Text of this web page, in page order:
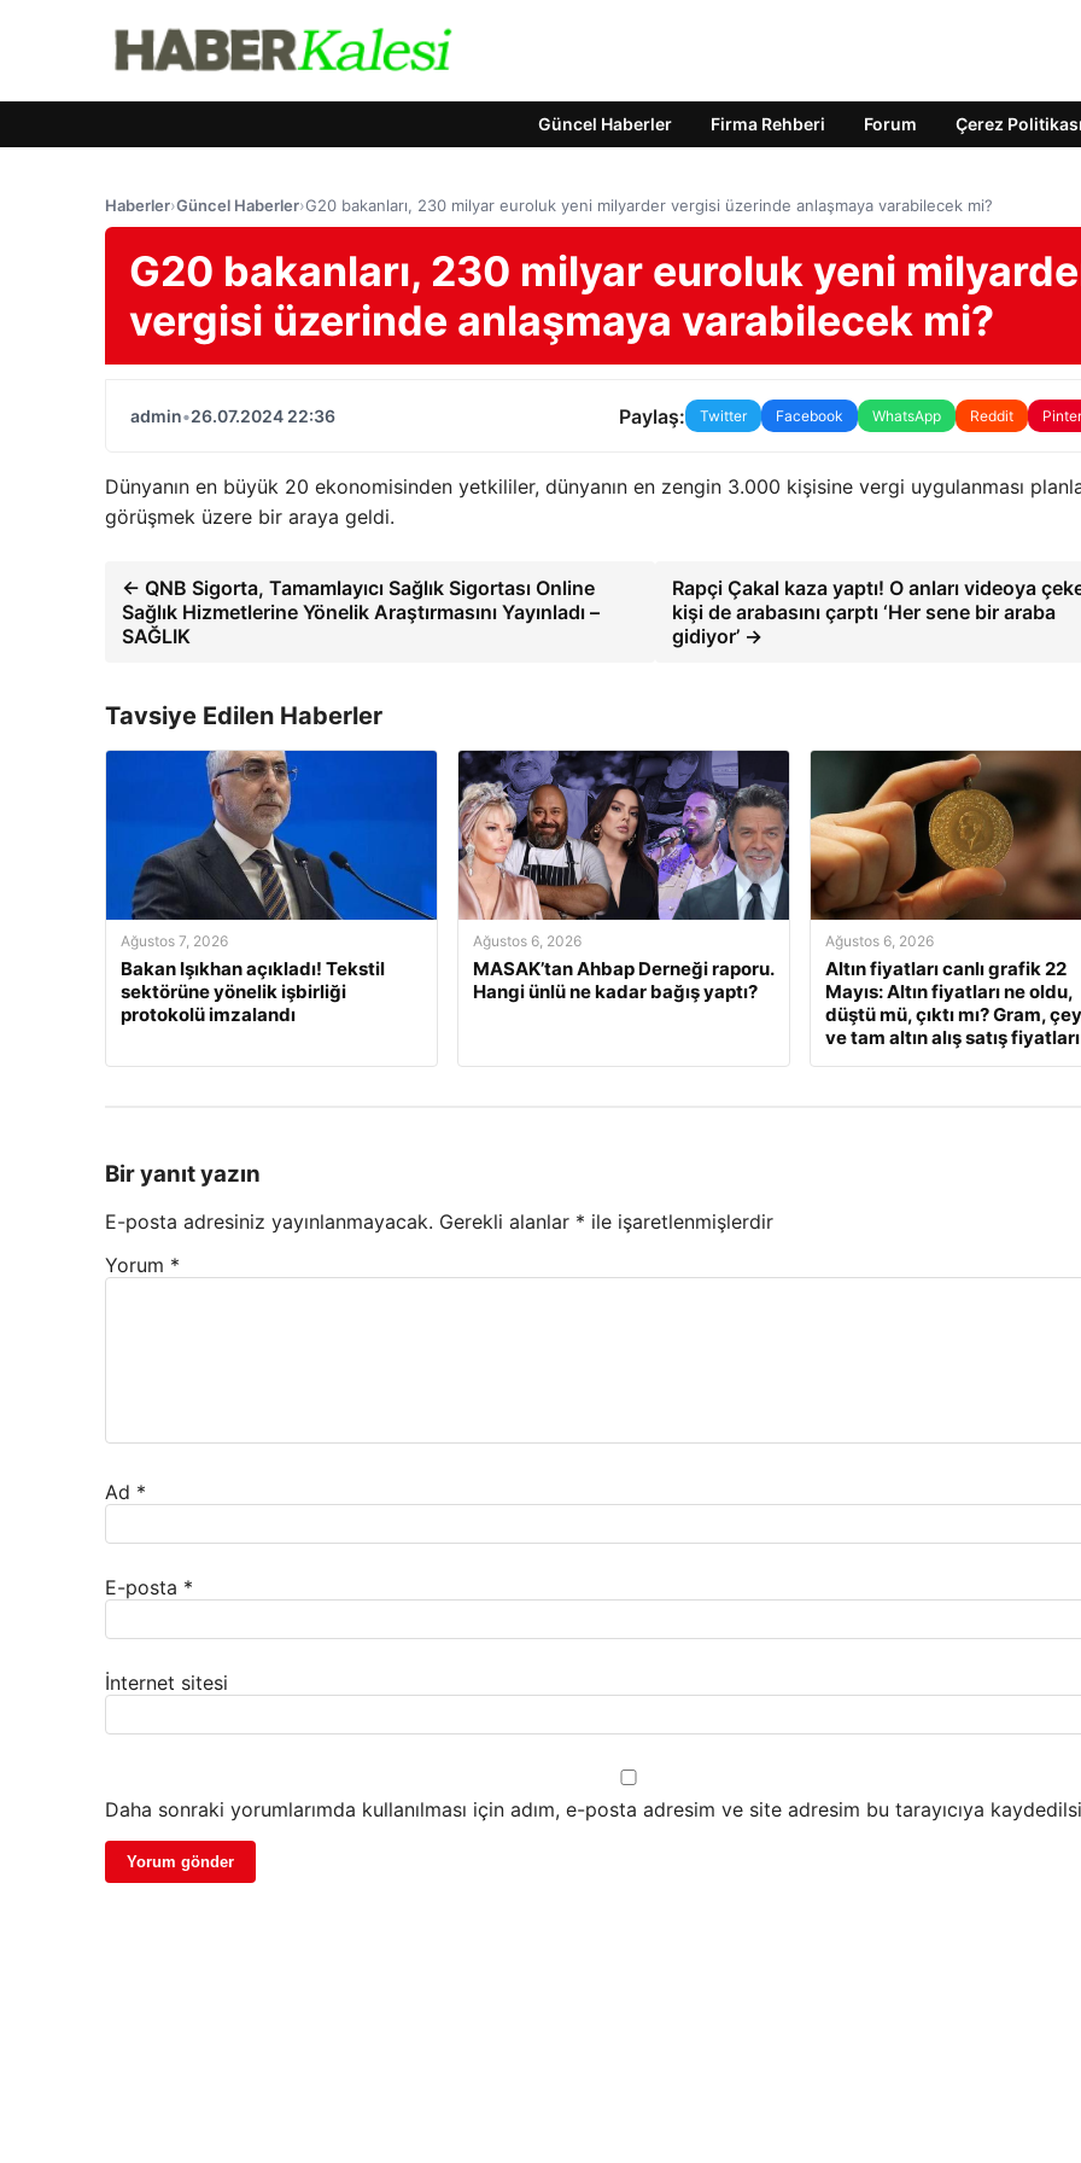
Güncel Haberler Firma Rehberi Forum Çerez Politikası
Haberler›Güncel Haberler›G20 bakanları, 230 milyar euroluk yeni milyarder vergisi üzerinde anlaşmaya varabilecek mi?
G20 bakanları, 230 milyar euroluk yeni
vergisi üzerinde anlaşmaya varabilecek mi?
admin•26.07.2024 22:36 Paylaş: Twitter Facebook WhatsApp Reddit
Dünyanın en büyük 20 ekonomisinden yetkililer, dünyanın en zengin 3.000 kişisine vergi uygulanması
görüşmek üzere bir araya geldi.
← QNB Sigorta, Tamamlayıcı Sağlık Sigortası Online
Sağlık Hizmetlerine Yönelik Araştırmasını Yayınladı –
SAĞLIK
Rapçi Çakal kaza yaptı! O anları videoya
kişi de arabasını çarptı ‘Her sene bir araba
gidiyor’ →
Tavsiye Edilen Haberler
Ağustos 7, 2026
Bakan Işıkhan açıkladı! Tekstil
sektörüne yönelik işbirliği
protokolü imzalandı
Ağustos 6, 2026
MASAK’tan Ahbap Derneği raporu.
Hangi ünlü ne kadar bağış yaptı?
Ağustos 6, 2026
Altın fiyatları canlı grafik 22
Mayıs: Altın fiyatları ne oldu,
düştü mü, çıktı mı? Gram,
ve tam altın alış satış fiyatları
Bir yanıt yazın
E-posta adresiniz yayınlanmayacak. Gerekli alanlar * ile işaretlenmişlerdir
Yorum *
Ad *
E-posta *
İnternet sitesi
Daha sonraki yorumlarımda kullanılması için adım, e-posta adresim ve site adresim bu tarayıcıya